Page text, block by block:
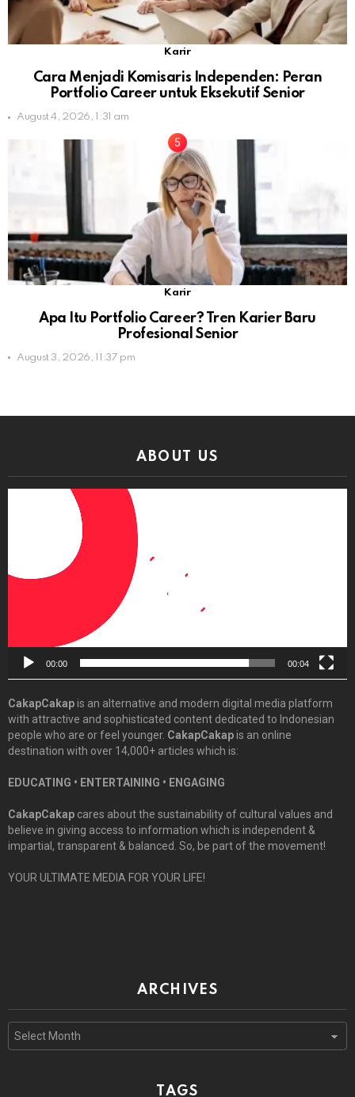
Karir
Cara Menjadi Komisaris Independen: Peran
Portfolio Career untuk Eksekutif Senior
August 4, 2026, 1:31 am
Karir
Apa Itu Portfolio Career? Tren Karier Baru
Profesional Senior
August 3, 2026, 11:37 pm
ABOUT US
00:00 00:04
CakapCakapis an alternative and modern digital media platform
with attractive and sophisticated content dedicated to Indonesian
people who are or feel younger. CakapCakapis an online
destination with over 14,000+ articles which is:
EDUCATING • ENTERTAINING • ENGAGING
CakapCakap cares about the sustainability of cultural values and
believe in giving access to information which is independent &
impartial, transparent & balanced. So, be part of the movement!
YOUR ULTIMATE MEDIA FOR YOUR LIFE!
ARCHIVES
TAGS